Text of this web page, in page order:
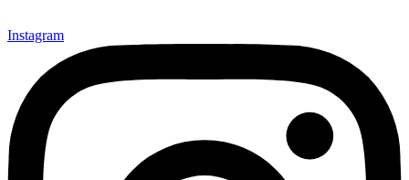
Instagram